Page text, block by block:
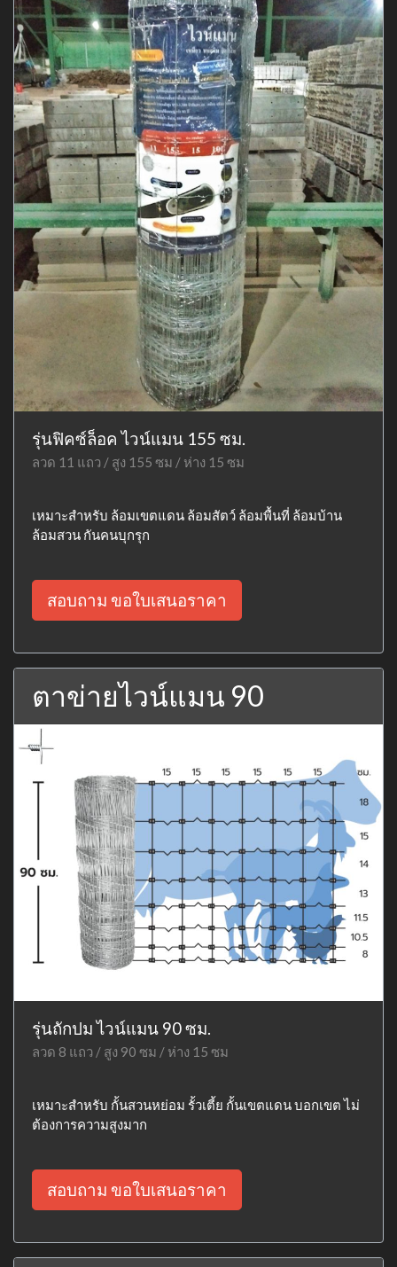
รุ่นฟิคซ์ล็อค ไวน์แมน 155 ซม.
ลวด 11 แถว / สูง 155 ซม / ห่าง 15 ซม
เหมาะสำหรับ ล้อมเขตแดน ล้อมสัตว์ ล้อมพื้นที่ ล้อมบ้าน
ล้อมสวน กันคนบุกรุก
สอบถาม ขอใบเสนอราคา
ตาข่ายไวน์แมน 90
รุ่นถักปม ไวน์แมน 90 ซม.
ลวด 8 แถว / สูง 90 ซม / ห่าง 15 ซม
เหมาะสำหรับ กั้นสวนหย่อม รั้วเตี้ย กั้นเขตแดน บอกเขต ไม่
ต้องการความสูงมาก
สอบถาม ขอใบเสนอราคา